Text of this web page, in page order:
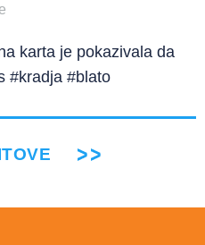
karta je pokazivala da
#kradja #blato